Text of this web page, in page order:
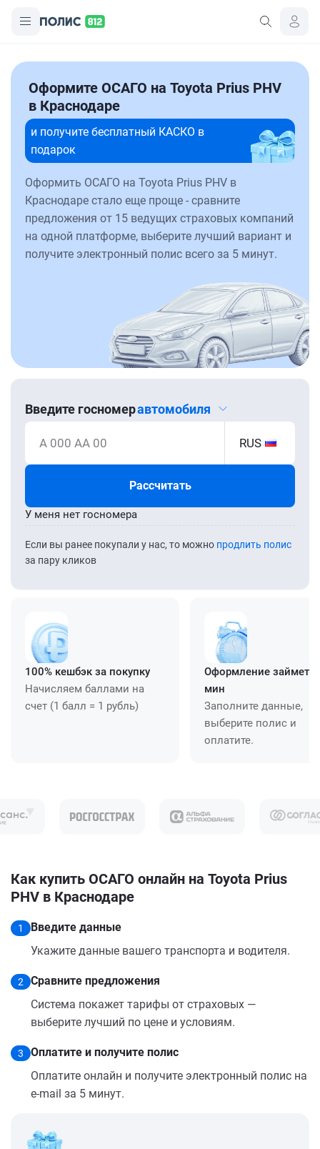
Оформите ОСАГО на Toyota Prius PHV
в Краснодаре
и получите бесплатный КАСКО в
подарок
Оформить ОСАГО на Toyota Prius PHV в
Краснодаре стало еще проще - сравните
предложения от 15 ведущих страховых компаний
на одной платформе, выберите лучший вариант и
получите электронный полис всего за 5 минут.
Введите госномеравтомобиля
А 000 АА 00 RUS
Рассчитать
Если вы ранее покупали у нас, то можно продлить полис
за пару кликов
У меня нет госномера
100% кешбэк за покупку
Начисляем баллами на
счет (1 балл = 1 рубль)
Оформление займет
мин
Заполните данные,
выберите полис и
оплатите.
Как купить ОСАГО онлайн на Toyota Prius
PHV в Краснодаре
1
Введите данные
Укажите данные вашего транспорта и водителя.
2
Сравните предложения
Система покажет тарифы от страховых —
выберите лучший по цене и условиям.
3
Оплатите и получите полис
Оплатите онлайн и получите электронный полис на
e-mail за 5 минут.